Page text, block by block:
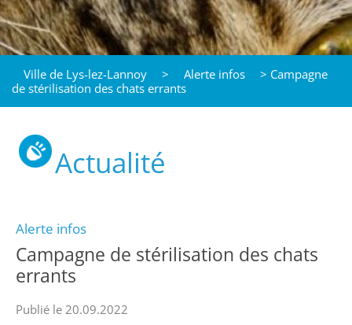
Ville de Lys-lez-Lannoy > Alerte infos > Campagne
de stérilisation des chats errants
Actualité
Alerte infos
Campagne de stérilisation des chats
errants
Publié le 20.09.2022